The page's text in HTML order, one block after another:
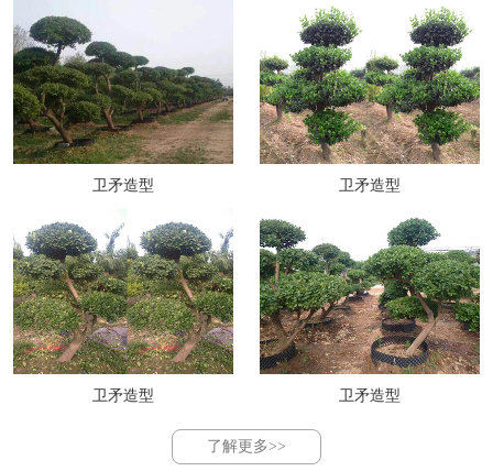
卫矛造型 卫矛造型
卫矛造型 卫矛造型
了解更多>>